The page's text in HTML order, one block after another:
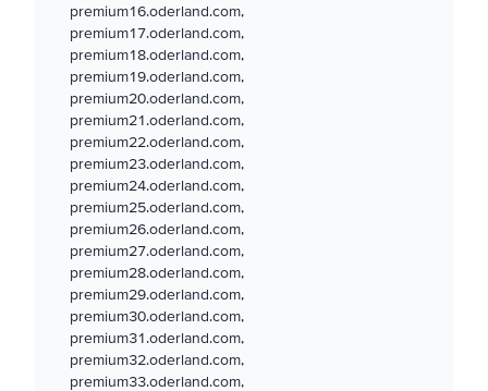
premium16.oderland.com,
premium17.oderland.com,
premium18.oderland.com,
premium19.oderland.com,
premium20.oderland.com,
premium21.oderland.com,
premium22.oderland.com,
premium23.oderland.com,
premium24.oderland.com,
premium25.oderland.com,
premium26.oderland.com,
premium27.oderland.com,
premium28.oderland.com,
premium29.oderland.com,
premium30.oderland.com,
premium31.oderland.com,
premium32.oderland.com,
premium33.oderland.com,